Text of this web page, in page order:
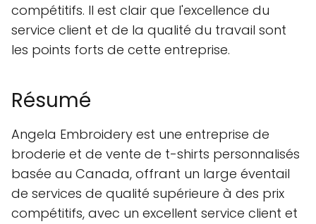
compétitifs. Il est clair que l'excellence du
service client et de la qualité du travail sont
les points forts de cette entreprise.
Résumé
Angela Embroidery est une entreprise de
broderie et de vente de t-shirts personnalisés
basée au Canada, offrant un large éventail
de services de qualité supérieure à des prix
compétitifs, avec un excellent service client et